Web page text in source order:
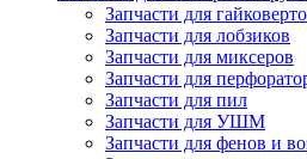
Запчасти для
Запчасти для лобзиков
Запчасти для миксеров
Запчасти для
Запчасти для пил
Запчасти для УШМ
Запчасти для фенов и